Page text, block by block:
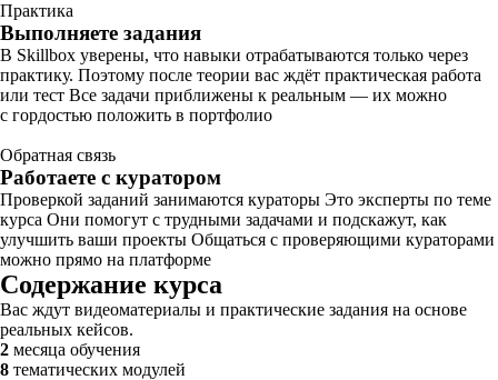
Практика
Выполняете задания
В Skillbox уверены, что навыки отрабатываются только через
практику. Поэтому после теории вас ждёт практическая работа
или тест Все задачи приближены к реальным — их можно
с гордостью положить в портфолио
Обратная связь
Работаете с куратором
Проверкой заданий занимаются кураторы Это эксперты по теме
курса Они помогут с трудными задачами и подскажут, как
улучшить ваши проекты Общаться с проверяющими кураторами
можно прямо на платформе
Содержание курса
Вас ждут видеоматериалы и практические задания на основе
реальных кейсов.
2 месяца обучения
8 тематических модулей